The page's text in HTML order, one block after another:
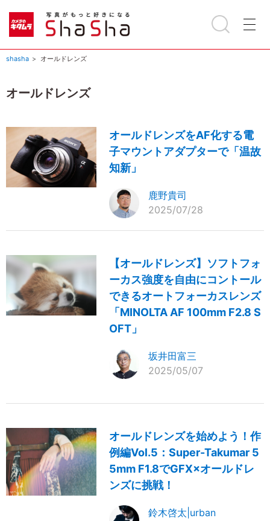
shasha オールドレンズ
オールドレンズ
オールドレンズをAF化する電
子マウントアダプターで「温故
知新」
鹿野貴司
2025/07/28
【オールドレンズ】ソフトフォ
ーカス強度を自由にコントール
できるオートフォーカスレンズ
「MINOLTA AF 100mm F2.8 S
OFT」
坂井田富三
2025/05/07
オールドレンズを始めよう！作
例編Vol.5：Super-Takumar 5
5mm F1.8でGFX×オールドレ
ンズに挑戦！
鈴木啓太|urban